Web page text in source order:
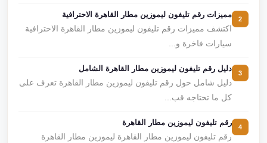
مميزات رقم تليفون ليموزين مطار القاهرة الاحترافية
اكتشف مميزات رقم تليفون ليموزين مطار القاهرة الاحترافية
سيارات فاخرة و...
دليل رقم تليفون ليموزين مطار القاهرة الشامل
دليل شامل حول رقم تليفون ليموزين مطار القاهرة تعرف على
كل ما تحتاجه قب...
رقم تليفون ليموزين مطار القاهرة
رقم تليفون ليموزين مطار القاهرة ليموزين مطار القاهرة